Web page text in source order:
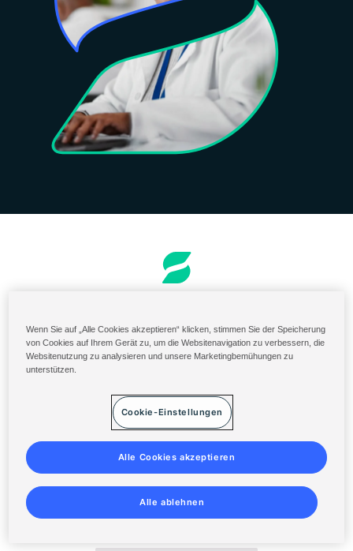
US-Portal für Inhaltsstoffe
Solenis Cloud Login
Allgemeine Geschäftsbedingungen
Datenschutzerklärung
Sitemap
2014-2026 Solenis
Wenn Sie auf „Alle Cookies akzeptieren“ klicken, stimmen Sie der Speicherung
von Cookies auf Ihrem Gerät zu, um die Websitenavigation zu verbessern, die
Websitenutzung zu analysieren und unsere Marketingbemühungen zu
unterstützen.
Cookie-Einstellungen
Alle ablehnen
Alle Cookies akzeptieren